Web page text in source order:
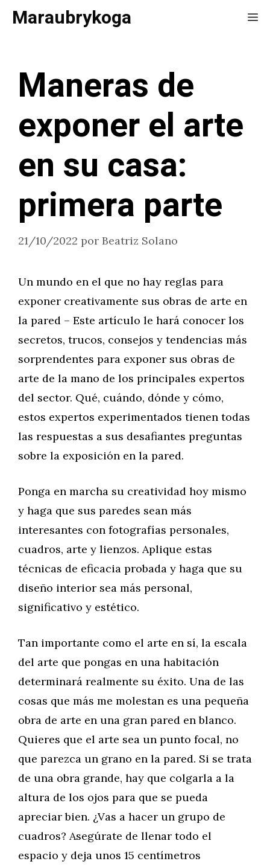
SaltarMaraubrykoga
Maneras de
exponer el arte
en su casa:
primera parte
21/10/2022 por Beatriz Solano
Un mundo en el que no hay reglas para
exponer creativamente sus obras de arte en
la pared – Este artículo le hará conocer los
secretos, trucos, consejos y tendencias más
sorprendentes para exponer sus obras de
arte de la mano de los principales expertos
del sector. Qué, cuándo, dónde y cómo,
estos expertos experimentados tienen todas
las respuestas a sus desafiantes preguntas
sobre la exposición en la pared.
Ponga en marcha su creatividad hoy mismo
y haga que sus paredes sean más
interesantes con fotografías personales,
cuadros, arte y lienzos. Aplique estas
técnicas de eficacia probada y haga que su
diseño interior sea más personal,
significativo y estético.
Tan importante como el arte en sí, la escala
del arte que pongas en una habitación
determinará realmente su éxito. Una de las
cosas que más me molestan es una pequeña
obra de arte en una gran pared en blanco.
Quieres que el arte sea un punto focal, no
que parezca un grano en la pared. Si se trata
de una obra grande, hay que colgarla a la
altura de los ojos para que se pueda
apreciar bien. ¿Vas a hacer un grupo de
cuadros? Asegúrate de llenar todo el
espacio y deja unos 15 centímetros